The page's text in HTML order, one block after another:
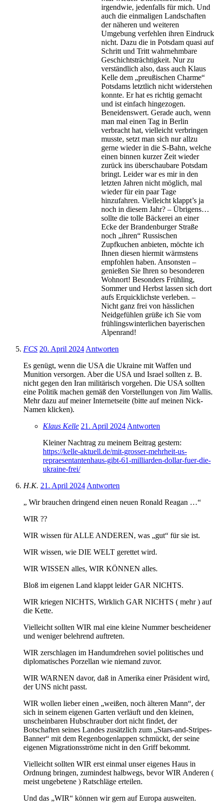
irgendwie, jedenfalls für mich. Und
auch die einmaligen Landschaften
der näheren und weiteren
Umgebung verfehlen ihren Eindruck
nicht. Dazu die in Potsdam quasi auf
Schritt und Tritt wahrnehmbare
Geschichtsträchtigkeit. Nur zu
verständlich also, dass auch Klaus
Kelle dem „preußischen Charme“
Potsdams letztlich nicht widerstehen
konnte. Er hat es richtig gemacht
und ist einfach hingezogen.
Beneidenswert. Gerade auch, wenn
man mal einen Tag in Berlin
verbracht hat, vielleicht verbringen
musste, setzt man sich nur allzu
gerne wieder in die S-Bahn, welche
einen binnen kurzer Zeit wieder
zurück ins überschaubare Potsdam
bringt. Leider war es mir in den
letzten Jahren nicht möglich, mal
wieder für ein paar Tage
hinzufahren. Vielleicht klappt’s ja
noch in diesem Jahr? – Übrigens…
sollte die tolle Bäckerei an einer
Ecke der Brandenburger Straße
noch „ihren“ Russischen
Zupfkuchen anbieten, möchte ich
Ihnen diesen hiermit wärmstens
empfohlen haben. Ansonsten –
genießen Sie Ihren so besonderen
Wohnort! Besonders Frühling,
Sommer und Herbst lassen sich dort
aufs Erquicklichste verleben. –
Nicht ganz frei von hässlichen
Neidgefühlen grüße ich Sie vom
frühlingswinterlichen bayerischen
Alpenrand!
FCS 20. April 2024Antworten
Es genügt, wenn die USA die Ukraine mit Waffen und
Munition versorgen. Aber die USA und Israel sollten z. B.
nicht gegen den Iran militärisch vorgehen. Die USA sollten
eine Politik machen gemäß den Vorstellungen von Jim Wallis.
Mehr dazu auf meiner Internetseite (bitte auf meinen Nick-
Namen klicken).
Klaus Kelle 21. April 2024Antworten
Kleiner Nachtrag zu meinem Beitrag gestern:
https://kelle-aktuell.de/mit-grosser-mehrheit-us-
repraesentantenhaus-gibt-61-milliarden-dollar-fuer-die-
ukraine-frei/
H.K. 21. April 2024Antworten
„ Wir brauchen dringend einen neuen Ronald Reagan …“
WIR ??
WIR wissen für ALLE ANDEREN, was „gut“ für sie ist.
WIR wissen, wie DIE WELT gerettet wird.
WIR WISSEN alles, WIR KÖNNEN alles.
Bloß im eigenen Land klappt leider GAR NICHTS.
WIR kriegen NICHTS, Wirklich GAR NICHTS ( mehr ) auf
die Kette.
Vielleicht sollten WIR mal eine kleine Nummer bescheidener
und weniger belehrend auftreten.
WIR zerschlagen im Handumdrehen soviel politisches und
diplomatisches Porzellan wie niemand zuvor.
WIR WARNEN davor, daß in Amerika einer Präsident wird,
der UNS nicht passt.
WIR wollen lieber einen „weißen, noch älteren Mann“, der
sich in seinem eigenen Garten verläuft und den kleinen,
unscheinbaren Hubschrauber dort nicht findet, der
Botschaften seines Landes zusätzlich zum „Stars-and-Stripes-
Banner“ mit dem Regenbogenlappen schmückt, der seine
eigenen Migrationsströme nicht in den Griff bekommt.
Vielleicht sollten WIR erst einmal unser eigenes Haus in
Ordnung bringen, zumindest halbwegs, bevor WIR Anderen (
meist ungebetene ) Ratschläge erteilen.
Und das „WIR“ können wir gern auf Europa ausweiten.